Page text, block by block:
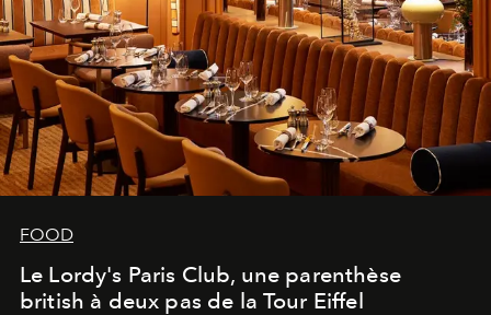
FOOD
Le Lordy's Paris Club, une parenthèse
british à deux pas de la Tour Eiffel